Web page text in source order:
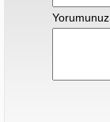
Yorumunuz